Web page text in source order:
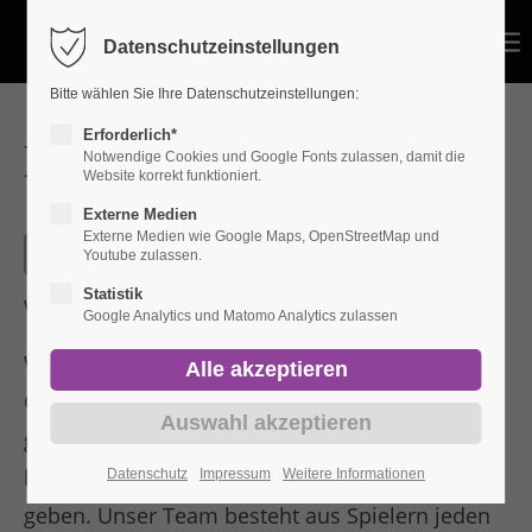
Beachvolley
Abteilungsleiter Alexander Gerber
Willkommen in unserem Volleyball-Team
Wir sind eine leidenschaftliche und engagierte
Gruppe von Volleyballspielern, die sich zum Ziel
gesetzt haben, gemeinsam Spaß am Sport zu
haben und unser Bestes auf dem Spielfeld zu
geben. Unser Team besteht aus Spielern jeden
Datenschutzeinstellungen
Bitte wählen Sie Ihre Datenschutzeinstellungen:
Erforderlich*
Notwendige Cookies und Google Fonts zulassen, damit die
Website korrekt funktioniert.
Externe Medien
Externe Medien wie Google Maps, OpenStreetMap und
Youtube zulassen.
Statistik
Google Analytics und Matomo Analytics zulassen
Datenschutz Impressum Weitere Informationen